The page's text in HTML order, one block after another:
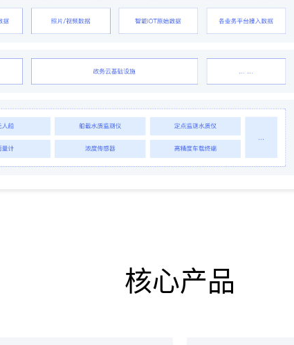
核心产品